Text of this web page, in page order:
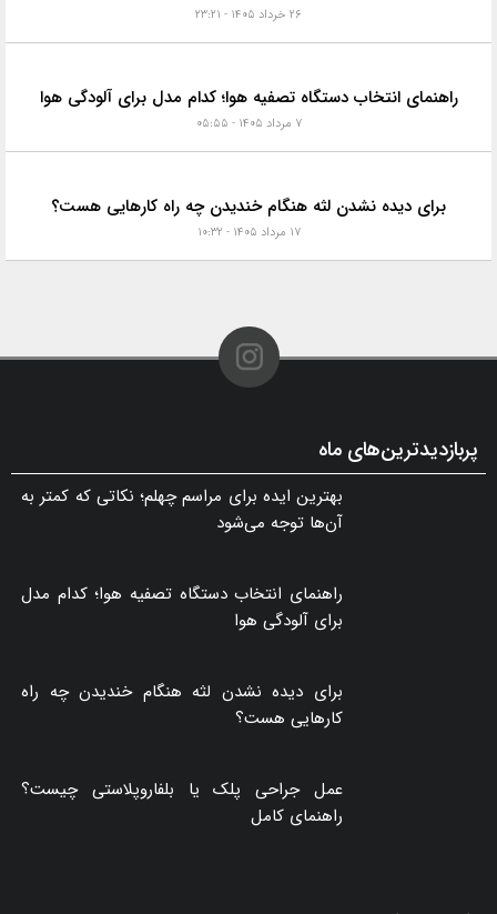
۲۶ خرداد ۱۴۰۵ - ۲۳:۲۱
راهنمای انتخاب دستگاه تصفیه هوا؛ کدام مدل برای آلودگی هوا
۷ مرداد ۱۴۰۵ - ۰۵:۵۵
برای دیده نشدن لثه هنگام خندیدن چه راه کارهایی هست؟
۱۷ مرداد ۱۴۰۵ - ۱۰:۳۲
پربازدیدترین‌های ماه
بهترین ایده برای مراسم چهلم؛ نکاتی که کمتر به
آن‌ها توجه می‌شود
راهنمای انتخاب دستگاه تصفیه هوا؛ کدام مدل
برای آلودگی هوا
برای دیده نشدن لثه هنگام خندیدن چه راه
کارهایی هست؟
عمل جراحی پلک یا بلفاروپلاستی چیست؟
راهنمای کامل